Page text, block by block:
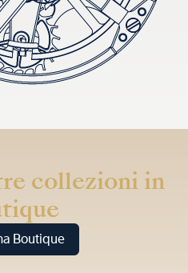
collezioni in
Boutique